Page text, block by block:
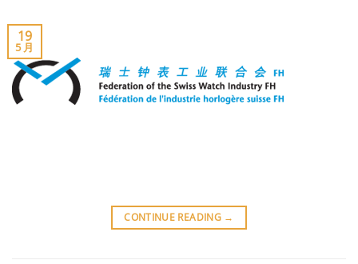
19
5 月
CONTINUE READING →